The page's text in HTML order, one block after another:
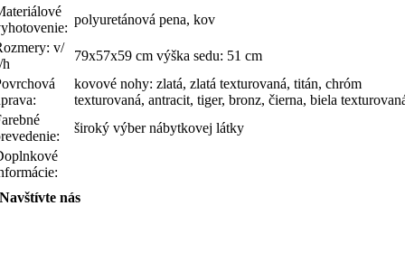
polyuretánová pena, kov
v/
h
79x57x59 cm výška sedu: 51 cm
kovové nohy: zlatá, zlatá texturovaná, titán, chróm
texturovaná, antracit, tiger, bronz, čierna, biela
široký výber nábytkovej látky
Navštívte nás